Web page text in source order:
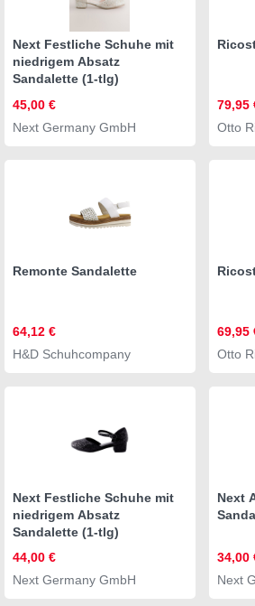
Next Festliche Schuhe mit
niedrigem Absatz
Sandalette (1-tlg)
45,00 €
Next Germany GmbH
79,95
Otto
Remonte Sandalette
64,12 €
H&D Schuhcompany
69,95
Otto
Next Festliche Schuhe mit
niedrigem Absatz
Sandalette (1-tlg)
44,00 €
Next Germany GmbH
Next
34,00
Next